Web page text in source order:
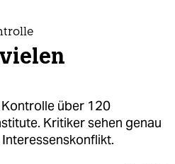
über 120
Kritiker sehen genau